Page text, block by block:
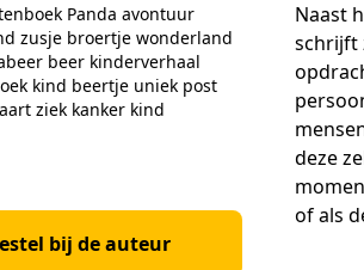
Panda avontuur
zusje broertje wonderland
beer kinderverhaal
kind beertje uniek post
ziek kanker kind
bij de auteur
Naast
schrijft
deze
of als